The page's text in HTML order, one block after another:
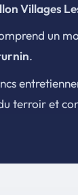
Villages
un
.
terroir et